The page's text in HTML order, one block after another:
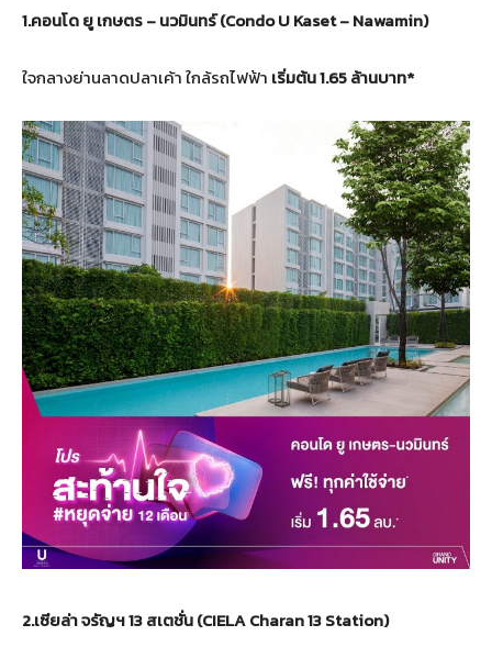
1.คอนโด ยู เกษตร – นวมินทร์(Condo U Kaset – Nawamin)
ใจกลางย่านลาดปลาเค้า ใกล้รถไฟฟ้า เริ่มต้น1.65ล้านบาท*
2.เซียล่า จรัญฯ13สเตชั่น(CIELA Charan 13 Station)